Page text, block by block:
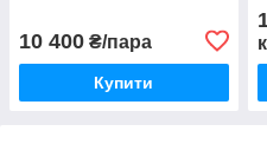
10 400 ₴/пара
Купити